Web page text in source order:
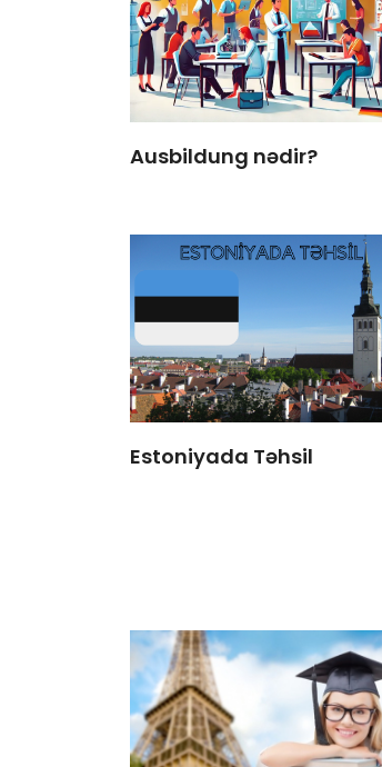
Ausbildung nədir?
Estoniyada Təhsil